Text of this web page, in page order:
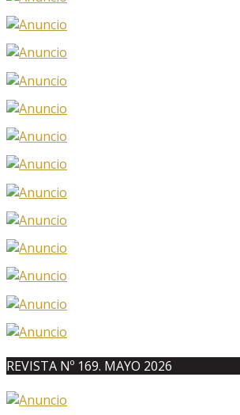
REVISTA Nº 169. MAYO 2026